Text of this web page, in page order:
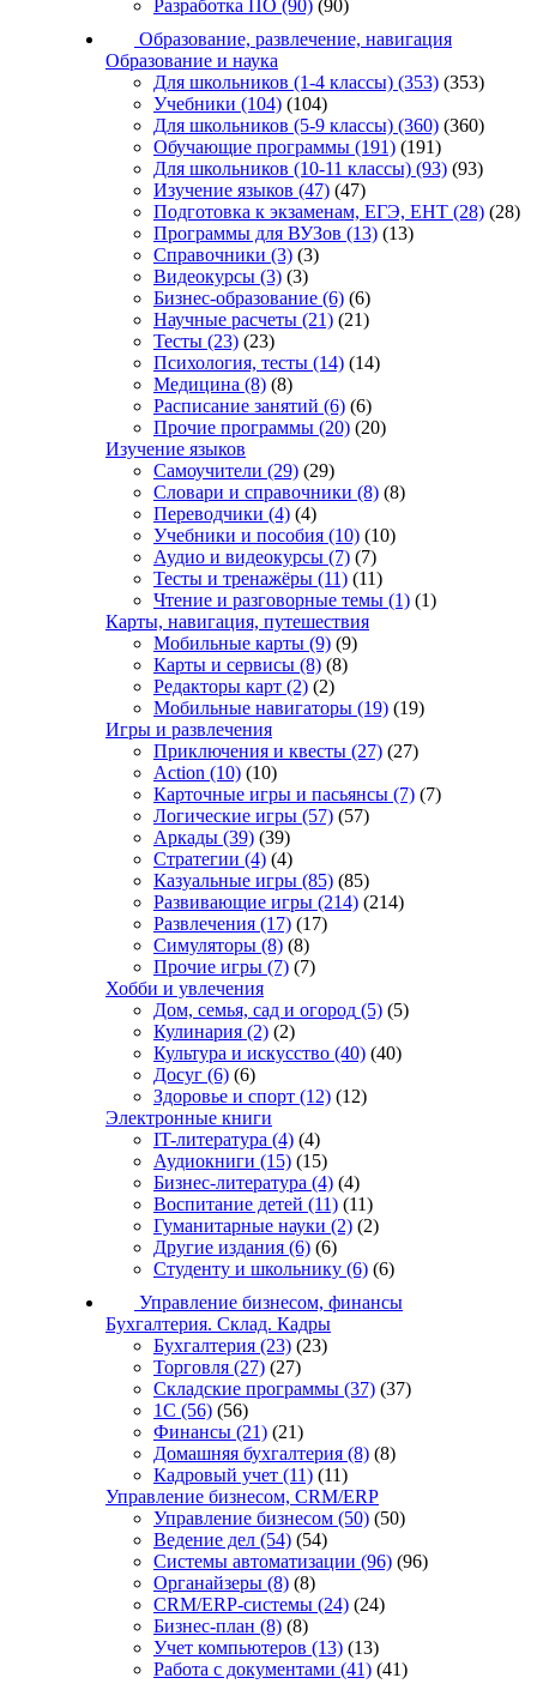
Разработка ПО (90) (90)
Образование, развлечение, навигация
Образование и наука
Для школьников (1-4 классы) (353) (353)
Учебники (104) (104)
Для школьников (5-9 классы) (360) (360)
Обучающие программы (191) (191)
Для школьников (10-11 классы) (93) (93)
Изучение языков (47) (47)
Подготовка к экзаменам, ЕГЭ, ЕНТ (28) (28)
Программы для ВУЗов (13) (13)
Справочники (3) (3)
Видеокурсы (3) (3)
Бизнес-образование (6) (6)
Научные расчеты (21) (21)
Тесты (23) (23)
Психология, тесты (14) (14)
Медицина (8) (8)
Расписание занятий (6) (6)
Прочие программы (20) (20)
Изучение языков
Самоучители (29) (29)
Словари и справочники (8) (8)
Переводчики (4) (4)
Учебники и пособия (10) (10)
Аудио и видеокурсы (7) (7)
Тесты и тренажёры (11) (11)
Чтение и разговорные темы (1) (1)
Карты, навигация, путешествия
Мобильные карты (9) (9)
Карты и сервисы (8) (8)
Редакторы карт (2) (2)
Мобильные навигаторы (19) (19)
Игры и развлечения
Приключения и квесты (27) (27)
Action (10) (10)
Карточные игры и пасьянсы (7) (7)
Логические игры (57) (57)
Аркады (39) (39)
Стратегии (4) (4)
Казуальные игры (85) (85)
Развивающие игры (214) (214)
Развлечения (17) (17)
Симуляторы (8) (8)
Прочие игры (7) (7)
Хобби и увлечения
Дом, семья, сад и огород (5) (5)
Кулинария (2) (2)
Культура и искусство (40) (40)
Досуг (6) (6)
Здоровье и спорт (12) (12)
Электронные книги
IT-литература (4) (4)
Аудиокниги (15) (15)
Бизнес-литература (4) (4)
Воспитание детей (11) (11)
Гуманитарные науки (2) (2)
Другие издания (6) (6)
Студенту и школьнику (6) (6)
Управление бизнесом, финансы
Бухгалтерия. Склад. Кадры
Бухгалтерия (23) (23)
Торговля (27) (27)
Складские программы (37) (37)
1С (56) (56)
Финансы (21) (21)
Домашняя бухгалтерия (8) (8)
Кадровый учет (11) (11)
Управление бизнесом, CRM/ERP
Управление бизнесом (50) (50)
Ведение дел (54) (54)
Системы автоматизации (96) (96)
Органайзеры (8) (8)
CRM/ERP-системы (24) (24)
Бизнес-план (8) (8)
Учет компьютеров (13) (13)
Работа с документами (41) (41)